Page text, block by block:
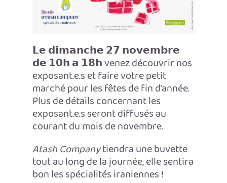
𝗟𝗲 𝗱𝗶𝗺𝗮𝗻𝗰𝗵𝗲 𝟮𝟳 𝗻𝗼𝘃𝗲𝗺𝗯𝗿𝗲
𝗱𝗲 𝟭𝟬𝗵 𝗮 𝟭𝟴𝗵 venez découvrir nos
exposant.e.s et faire votre petit
marché pour les fêtes de fin d’année.
Plus de détails concernant les
exposant.e.s seront diffusés au
courant du mois de novembre.
Atash Companytiendra une buvette
tout au long de la journée, elle sentira
bon les spécialités iraniennes !